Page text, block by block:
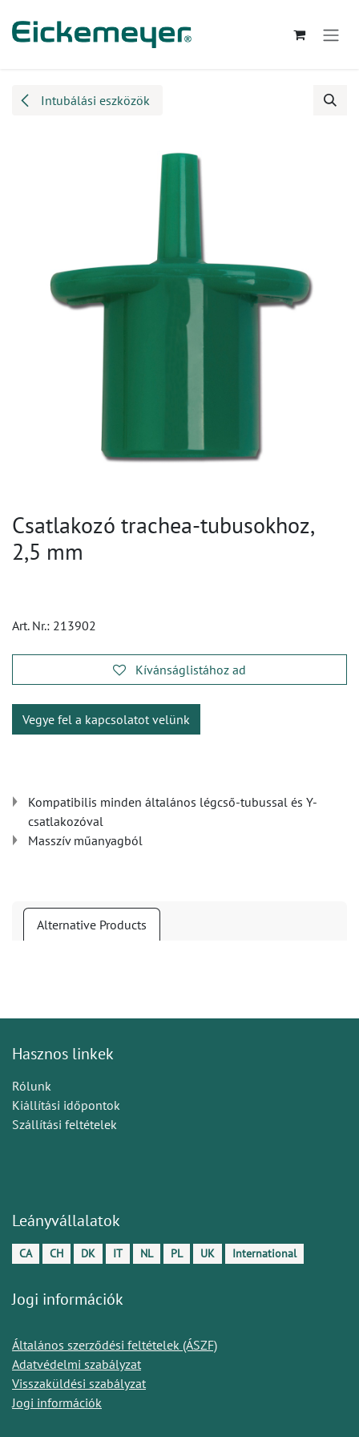
Intubálási eszközök
Csatlakozó trachea-tubusokhoz,
2,5 mm
Art. Nr.: 213902
Kívánságlistához ad
Vegye fel a kapcsolatot velünk
Kompatibilis minden általános légcső-tubussal és Y-
csatlakozóval
Masszív műanyagból
Alternative Products
Hasznos linkek
Rólunk
Kiállítási időpontok
Szállítási feltételek
Leányvállalatok
CA CH DK IT NL PL UK International
Jogi információk
Általános szerződési feltételek (ÁSZF)
Adatvédelmi szabályzat
Visszaküldési szabályzat
Jogi információk